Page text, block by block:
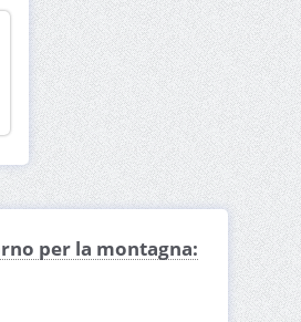
per la montagna: